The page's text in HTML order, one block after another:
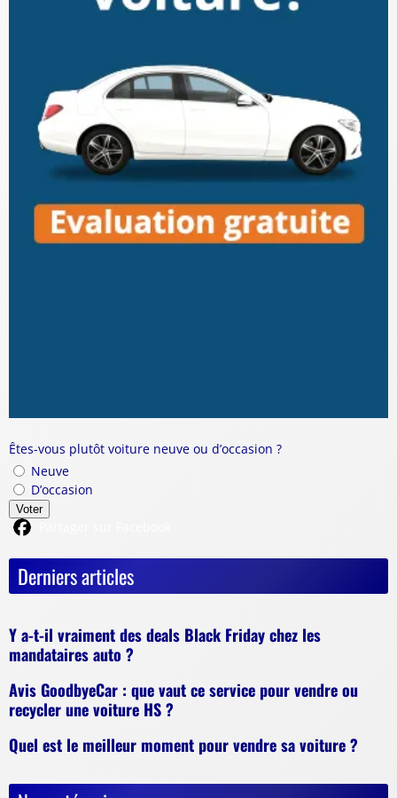
Êtes-vous plutôt voiture neuve ou d’occasion ?
Neuve
D’occasion
Voter
Derniers articles
Y a-t-il vraiment des deals Black Friday chez les
mandataires auto ?
Avis GoodbyeCar : que vaut ce service pour vendre ou
recycler une voiture HS ?
Quel est le meilleur moment pour vendre sa voiture ?